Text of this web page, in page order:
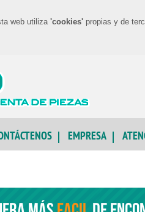
web utiliza 'cookies' propias y de
EMPRESA